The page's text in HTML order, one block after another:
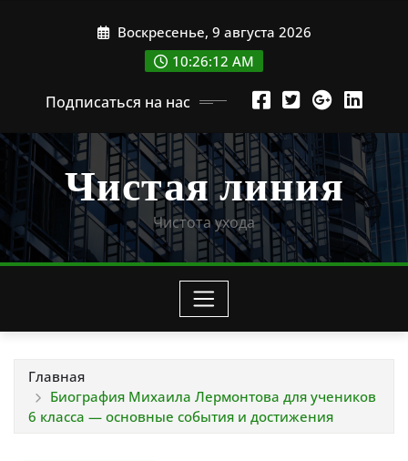
Воскресенье, 9 августа 2026
10:26:13 AM
Подписаться на нас
Чистая линия
Чистота ухода
Главная
Биография Михаила Лермонтова для учеников
6 класса — основные события и достижения